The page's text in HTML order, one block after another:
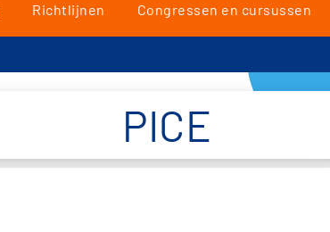
Richtlijnen Congressen en cursussen
PICE